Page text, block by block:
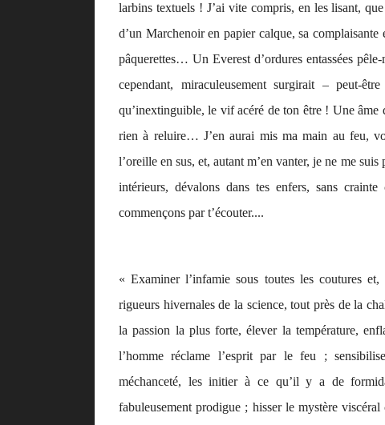
larbins textuels ! J’ai vite compris, en les lisant,
d’un Marchenoir en papier calque, sa
pâquerettes… Un Everest d’ordures entassées
cependant, miraculeusement surgirait – peut-
qu’inextinguible, le vifacéré de ton être ! Une âme
rien à reluire… J’en aurai mis ma main au feu,
l’oreille en sus, et, autant m’en vanter, je ne me
intérieurs, dévalons dans tes enfers, sans
commençons par t’écouter....
« Examiner l’infamie sous toutes les coutures
rigueurs hivernales de la science, tout près de la
la passion la plus forte, élever la température,
l’homme réclame l’esprit par le feu ;
méchanceté, les initier à ce qu’il y a de
fabuleusement prodigue ; hisser le mystère